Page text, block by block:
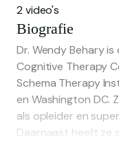
2 video's
Biografie
Dr. Wendy Behary
Cognitive Therapy
Schema Therapy
en Washington DC.
als opleider en
Daarnaast heeft ze